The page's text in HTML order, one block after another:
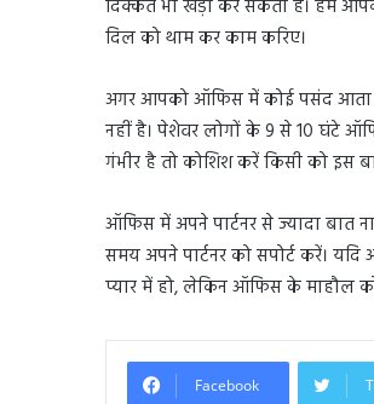
दिक्कत भी खड़ा कर सकता है। हम
दिल को थाम कर काम करिए।
अगर आपको ऑफिस में कोई पसंद आता
नहीं है। पेशेवर लोगों के 9 से 10 घंटे
गंभीर है तो कोशिश करें किसी को इस
ऑफिस में अपने पार्टनर से ज्यादा बात
समय अपने पार्टनर को सपोर्ट करें।
प्यार में हो, लेकिन ऑफिस के माहौल
Facebook